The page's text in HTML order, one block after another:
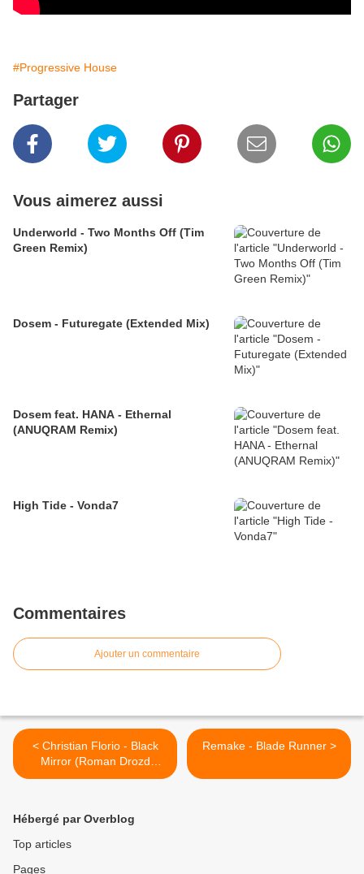
#Progressive House
Partager
Vous aimerez aussi
Underworld - Two Months Off (Tim
Green Remix)
Dosem - Futuregate (Extended Mix)
Dosem feat. HANA - Ethernal
(ANUQRAM Remix)
High Tide - Vonda7
Commentaires
Ajouter un commentaire
< Christian Florio - Black
Mirror (Roman Drozd
Remix)
Remake - Blade Runner >
Hébergé par Overblog
Top articles
Pages